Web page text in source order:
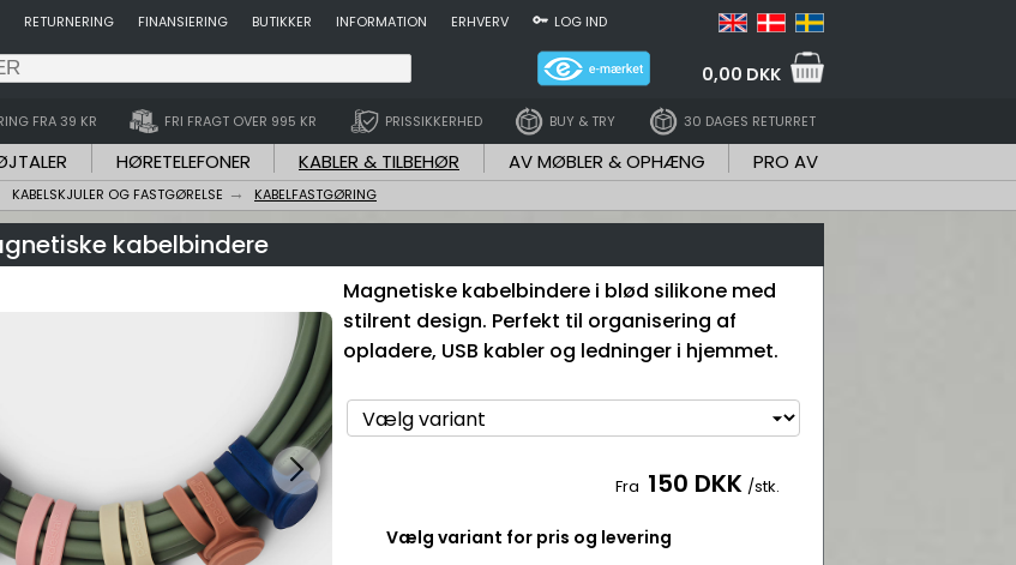
RETURNERING FINANSIERING BUTIKKER INFORMATION ERHVERV LOG IND
0,00 DKK
FRA 39 KR FRI FRAGT OVER 995 KR PRISSIKKERHED BUY & TRY 30 DAGES RETURRET
HØRETELEFONER KABLER & TILBEHØR AV MØBLER & OPHÆNG PRO AV
KABELSKJULER OG FASTGØRELSE KABELFASTGØRING
kabelbindere
Magnetiske kabelbindere i blød silikone med
stilrent design. Perfekt til organisering af
opladere, USB kabler og ledninger i hjemmet.
Fra 150 DKK /stk.
Vælg variant for pris og levering